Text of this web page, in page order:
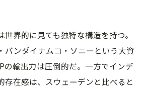
世界的に見ても独特な構造を持つ。
バンダイナムコ・ソニーという大資
の輸出力は圧倒的だ。一方でインデ
存在感は、スウェーデンと比べると